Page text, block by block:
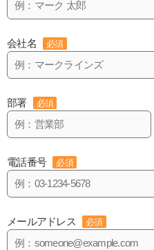
会社名 必須
部署 必須
電話番号 必須
メールアドレス 必須